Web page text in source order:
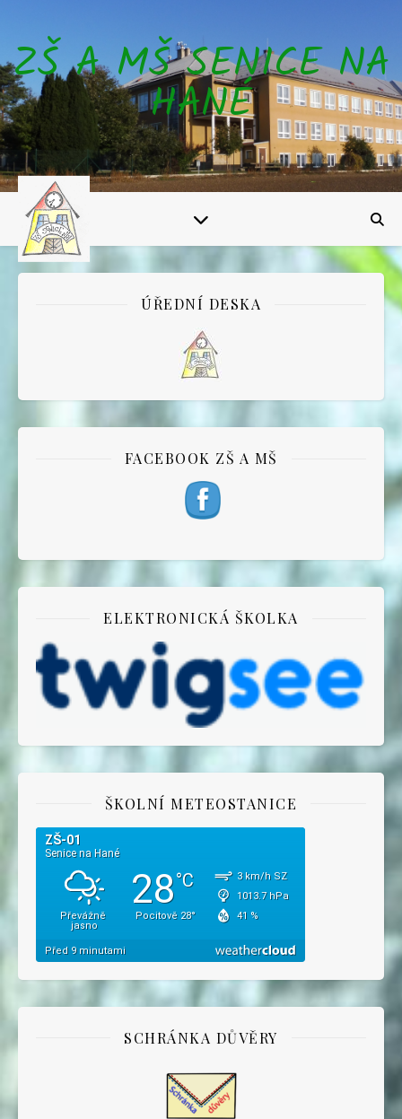
ZŠ A MŠ SENICE NA
HANÉ
ÚŘEDNÍ DESKA
FACEBOOK ZŠ A MŠ
ELEKTRONICKÁ ŠKOLKA
ŠKOLNÍ METEOSTANICE
SCHRÁNKA DŮVĚRY